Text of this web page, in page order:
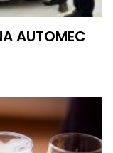
AUTOMEC